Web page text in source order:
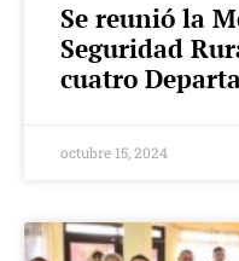
Se reunió la
Seguridad
cuatro
octubre 15, 2024